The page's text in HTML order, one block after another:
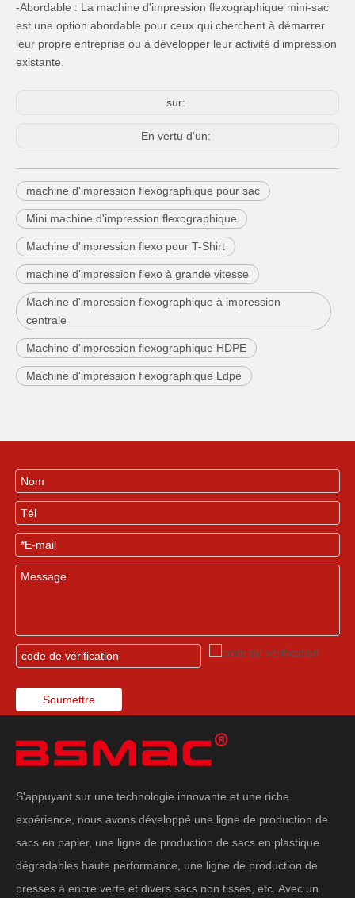
-Abordable : La machine d'impression flexographique mini-sac
est une option abordable pour ceux qui cherchent à démarrer
leur propre entreprise ou à développer leur activité d'impression
existante.
sur:
En vertu d'un:
machine d'impression flexographique pour sac
Mini machine d'impression flexographique
Machine d'impression flexo pour T-Shirt
machine d'impression flexo à grande vitesse
Machine d'impression flexographique à impression
centrale
Machine d'impression flexographique HDPE
Machine d'impression flexographique Ldpe
Soumettre
S'appuyant sur une technologie innovante et une riche
expérience, nous avons développé une ligne de production de
sacs en papier, une ligne de production de sacs en plastique
dégradables haute performance, une ligne de production de
presses à encre verte et divers sacs non tissés, etc. Avec un